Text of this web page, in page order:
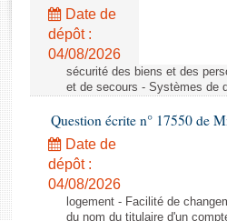
Rapports législatifs
Rapports sur l'application des lois
Baromètre de l’application des lois
Dossiers législatifs
Budget et sécurité sociale
Questions écrites et orales
Comptes rendus des débats
Date de
dépôt :
04/08/2026
sécurité des biens et des
et de secours - Systèmes de
Question écrite n° 17550 de
Date de
dépôt :
04/08/2026
logement - Facilité de
du nom du titulaire d'un